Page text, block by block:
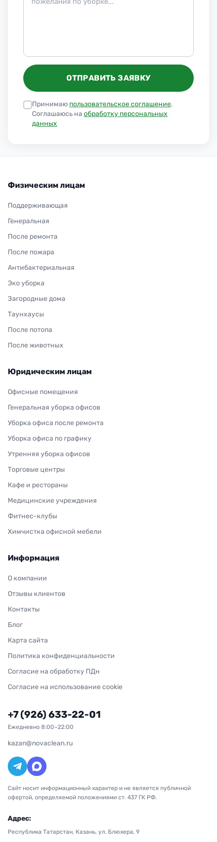
ОТПРАВИТЬ ЗАЯВКУ
Принимаю пользовательское соглашение.
Соглашаюсь на обработку персональных
данных
Физическим лицам
Поддерживающая
Генеральная
После ремонта
После пожара
Антибактериальная
Эко уборка
Загородные дома
Таунхаусы
После потопа
После животных
Юридическим лицам
Офисные помещения
Генеральная уборка офисов
Уборка офиса после ремонта
Уборка офиса по графику
Утренняя уборка офисов
Торговые центры
Кафе и рестораны
Медицинские учреждения
Фитнес-клубы
Химчистка офисной мебели
Информация
О компании
Отзывы клиентов
Контакты
Блог
Карта сайта
Политика конфиденциальности
Согласие на обработку ПДн
Согласие на использование cookie
+7 (926) 633-22-01
Ежедневно 8:00–22:00
kazan@novaclean.ru
Сайт носит информационный характер и не является публичной
офертой, определяемой положениями ст. 437 ГК РФ.
Адрес:
Республика Татарстан, Казань, ул. Блюхера, 9